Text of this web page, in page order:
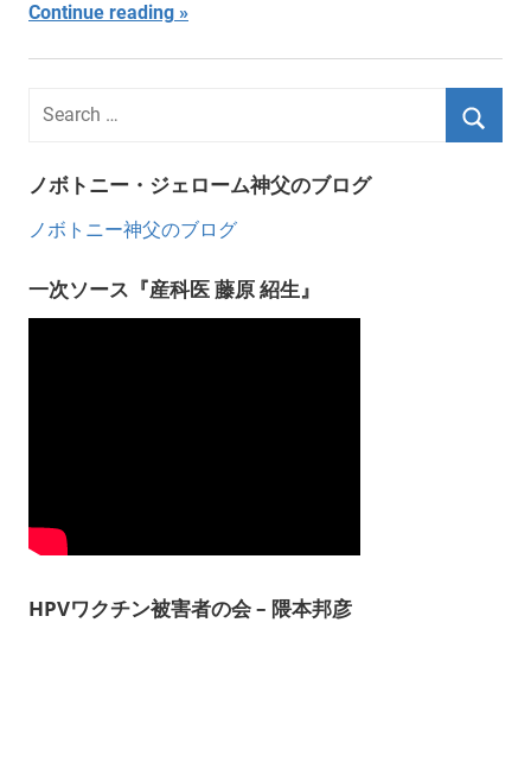
Continue reading
ノボトニー・ジェローム神父のブログ
ノボトニー神父のブログ
一次ソース『産科医 藤原 紹生』
HPVワクチン被害者の会 – 隈本邦彦